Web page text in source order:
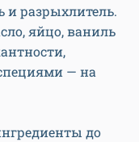
и разрыхлитель.
яйцо, ваниль
— на
до